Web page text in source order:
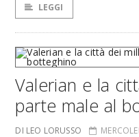
LEGGI
Valerian e la
parte male al
DI LEO LORUSSO